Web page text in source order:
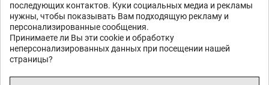
последующих контактов. Куки социальных медиа и рекламы
нужны, чтобы показывать Вам подходящую рекламу и
персонализированные сообщения.
Принимаете ли Вы эти cookie и обработку
неперсонализированных данных при посещении нашей
страницы?